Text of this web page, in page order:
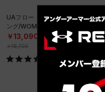
UAフロー ダイナミック（トレーニ
ング/WOMEN）
￥13,090
30%OFF
￥18,700